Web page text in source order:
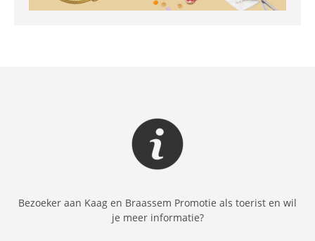
Bezoeker aan Kaag en Braassem Promotie als toerist en wil
je meer informatie?